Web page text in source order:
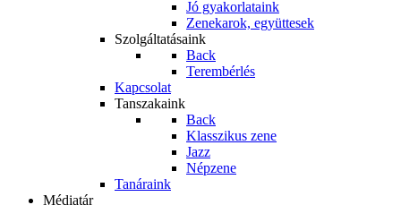
Jó gyakorlataink
Zenekarok, együttesek
Szolgáltatásaink
Back
Terembérlés
Kapcsolat
Tanszakaink
Back
Klasszikus zene
Jazz
Népzene
Tanáraink
Médiatár